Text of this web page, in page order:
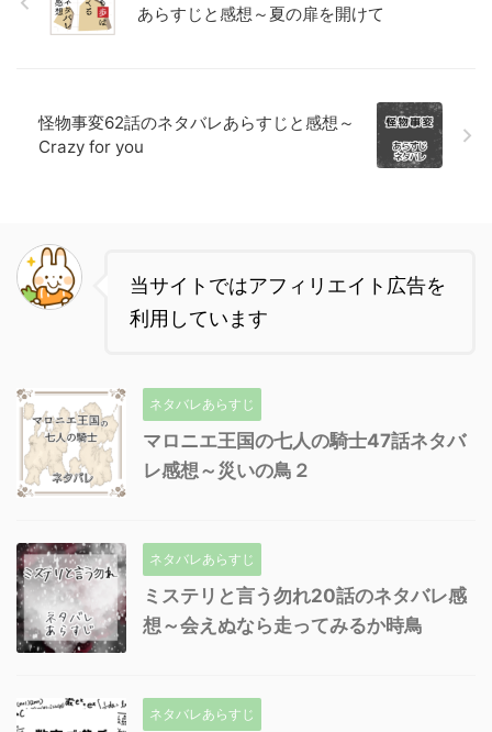
あらすじと感想～夏の扉を開けて
怪物事変62話のネタバレあらすじと感想～
Crazy for you
当サイトではアフィリエイト広告を
利用しています
ネタバレあらすじ
マロニエ王国の七人の騎士47話ネタバ
レ感想～災いの鳥２
ネタバレあらすじ
ミステリと言う勿れ20話のネタバレ感
想～会えぬなら走ってみるか時鳥
ネタバレあらすじ